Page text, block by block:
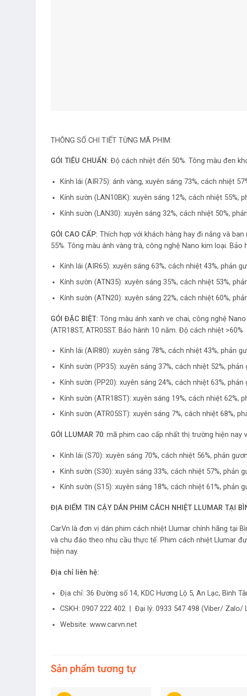
THÔNG SỐ CHI TIẾT TỪNG MÃ PHIM:
GÓI TIÊU CHUẨN: Độ cách nhiệt đến 50%. Tông màu đen
Kính lái (AIR75): ánh vàng, xuyên sáng 73%, cách nhiệt
Kính sườn (LAN10BK): xuyên sáng 12%, cách nhiệt 55%,
Kính sườn (LAN30): xuyên sáng 32%, cách nhiệt 50%,
GÓI CAO CẤP: Thích hợp với khách hàng hay đi nắng và
55%. Tông màu ánh vàng trà, công nghệ Nano kim loại. Bảo
Kính lái (AIR65): xuyên sáng 63%, cách nhiệt 43%, phản
Kính sườn (ATN35): xuyên sáng 35%, cách nhiệt 53%,
Kính sườn (ATN20): xuyên sáng 22%, cách nhiệt 60%,
GÓI ĐẶC BIỆT: Tông màu ánh xanh ve chai, công nghệ
(ATR18ST, ATR05ST. Bảo hành 10 năm. Độ cách nhiệt >60%
Kính lái (AIR80): xuyên sáng 78%, cách nhiệt 43%, phản
Kính sườn (PP35): xuyên sáng 37%, cách nhiệt 52%, phản
Kính sườn (PP20): xuyên sáng 24%, cách nhiệt 63%, phản
Kính sườn (ATR18ST): xuyên sáng 19%, cách nhiệt 62%,
Kính sườn (ATR05ST): xuyên sáng 7%, cách nhiệt 68%,
GÓI LLUMAR 70: mã phim cao cấp nhất thị trường hiện nay
Kính lái (S70): xuyên sáng 70%, cách nhiệt 56%, phản
Kính sườn (S30): xuyên sáng 33%, cách nhiệt 57%, phản
Kính sườn (S15): xuyên sáng 18%, cách nhiệt 61%, phản
ĐỊA ĐIỂM TIN CẬY DÁN PHIM CÁCH NHIỆT LLUMAR TẠI
CarVn là đơn vị dán phim cách nhiệt Llumar chính hãng tại
và chu đáo theo nhu cầu thực tế. Phim cách nhiệt Llumar
hiện nay.
Địa chỉ liên hệ:
Địa chỉ: 36 Đường số 14, KDC Hương Lộ 5, An Lạc, Bình
CSKH: 0907 222 402 | Đại lý: 0933 547 498 (Viber/ Zalo/
Website: www.carvn.net
Sản phẩm tương tự